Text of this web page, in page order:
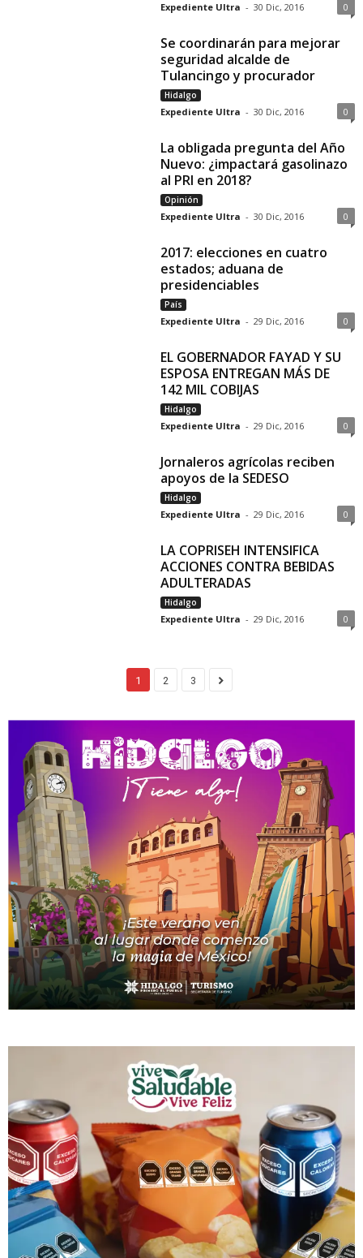
Expediente Ultra - 30 Dic, 2016 0
Se coordinarán para mejorar
seguridad alcalde de
Tulancingo y procurador
Hidalgo
Expediente Ultra - 30 Dic, 2016 0
La obligada pregunta del Año
Nuevo: ¿impactará gasolinazo
al PRI en 2018?
Opinión
Expediente Ultra - 30 Dic, 2016 0
2017: elecciones en cuatro
estados; aduana de
presidenciables
País
Expediente Ultra - 29 Dic, 2016 0
EL GOBERNADOR FAYAD Y SU
ESPOSA ENTREGAN MÁS DE
142 MIL COBIJAS
Hidalgo
Expediente Ultra - 29 Dic, 2016 0
Jornaleros agrícolas reciben
apoyos de la SEDESO
Hidalgo
Expediente Ultra - 29 Dic, 2016 0
LA COPRISEH INTENSIFICA
ACCIONES CONTRA BEBIDAS
ADULTERADAS
Hidalgo
Expediente Ultra - 29 Dic, 2016 0
1 2 3